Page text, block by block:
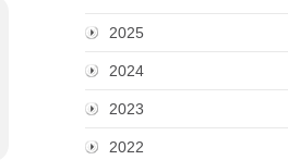
2025
2024
2023
2022